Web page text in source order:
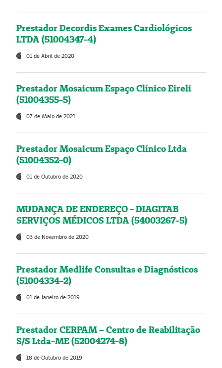
Prestador Decordis Exames Cardiológicos
LTDA (51004347-4)
01 de Abril de 2020
Prestador Mosaicum Espaço Clínico Eireli
(51004355-5)
07 de Maio de 2021
Prestador Mosaicum Espaço Clínico Ltda
(51004352-0)
01 de Outubro de 2020
MUDANÇA DE ENDEREÇO - DIAGITAB
SERVIÇOS MÉDICOS LTDA (54003267-5)
03 de Novembro de 2020
Prestador Medlife Consultas e Diagnósticos
(51004334-2)
01 de Janeiro de 2019
Prestador CERPAM – Centro de Reabilitação
S/S Ltda-ME (52004274-8)
18 de Outubro de 2019